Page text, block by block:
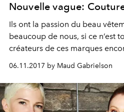
Nouvelle vague:
Ils ont la passion du beau
beaucoup de nous, si ce n’est
créateurs de ces marques
à prendre la lumière pour
06.11.2017 by Maud Gabrielson